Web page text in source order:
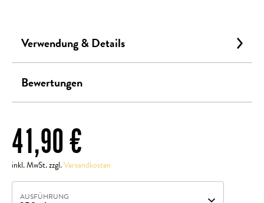
Verwendung & Details
Bewertungen
41,90€
inkl. MwSt. zzgl.Versandkosten
AUSFÜHRUNG